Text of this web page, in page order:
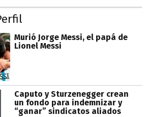
Murió Jorge Messi, el papá de
Lionel Messi
Caputo y Sturzenegger crean
un fondo para indemnizar y
“ganar” sindicatos aliados